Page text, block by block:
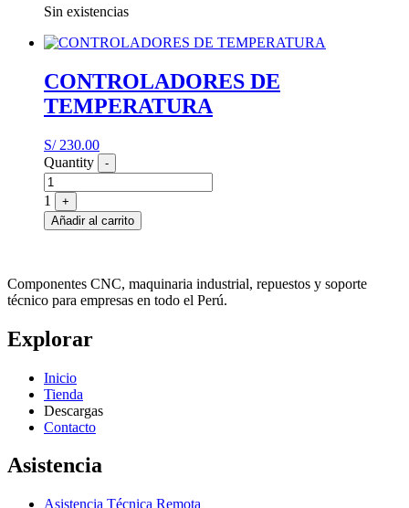
Sin existencias
CONTROLADORES DE
TEMPERATURA
S/230.00
Quantity
-
1
+
Añadir al carrito
Componentes CNC, maquinaria industrial, repuestos y soporte
técnico para empresas en todo el Perú.
Explorar
Inicio
Tienda
Descargas
Contacto
Asistencia
Asistencia Técnica Remota